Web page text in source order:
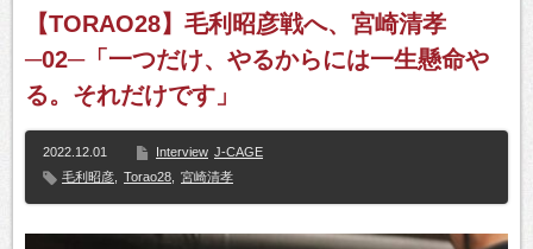
【TORAO28】毛利昭彦戦へ、宮崎清孝
─02─「一つだけ、やるからには一生懸命や
る。それだけです」
2022.12.01 Interview J-CAGE
毛利昭彦
Torao28 宮崎清孝